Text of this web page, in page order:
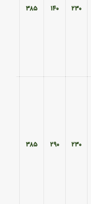
۲۳۰ ۱۴۰ ۳۸۵
۲۳۰ ۲۹۰ ۳۸۵